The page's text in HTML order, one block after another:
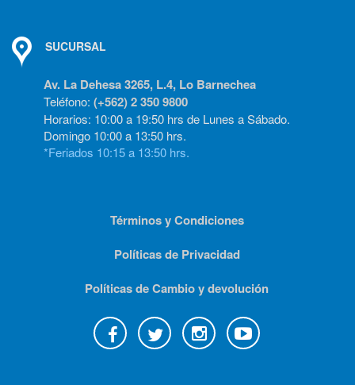
SUCURSAL
Av. La Dehesa 3265, L.4, Lo Barnechea
Teléfono: (+562) 2 350 9800
Horarios: 10:00 a 19:50 hrs de Lunes a Sábado.
Domingo 10:00 a 13:50 hrs.
*Feriados 10:15 a 13:50 hrs.
Términos y Condiciones
Políticas de Privacidad
Políticas de Cambio y devolución